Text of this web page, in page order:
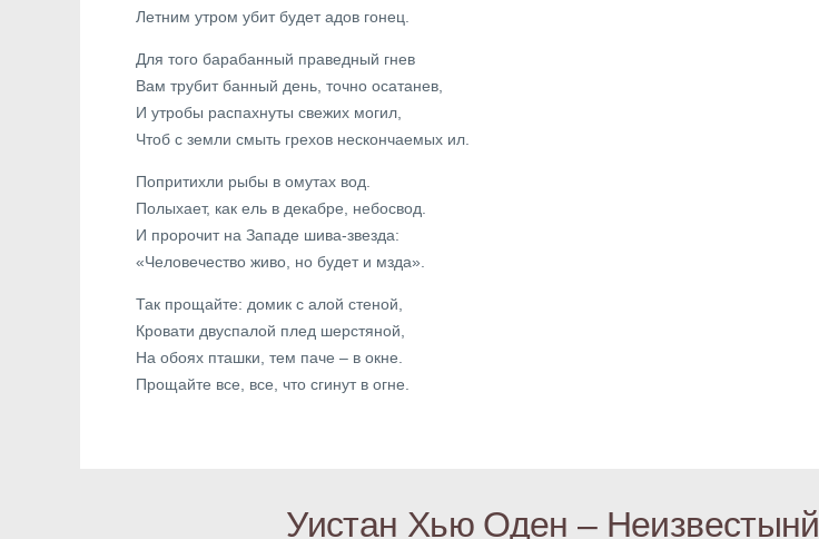
Летним утром убит будет адов гонец.
Для того барабанный праведный гнев
Вам трубит банный день, точно осатанев,
И утробы распахнуты свежих могил,
Чтоб с земли смыть грехов нескончаемых ил.
Попритихли рыбы в омутах вод.
Полыхает, как ель в декабре, небосвод.
И пророчит на Западе шива-звезда:
«Человечество живо, но будет и мзда».
Так прощайте: домик с алой стеной,
Кровати двуспалой плед шерстяной,
На обоях пташки, тем паче – в окне.
Прощайте все, все, что сгинут в огне.
Уистан Хью Оден – Неизвестынй